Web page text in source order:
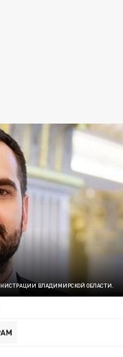
ВЛАДИМИРСКОЙ ОБЛАСТИ.